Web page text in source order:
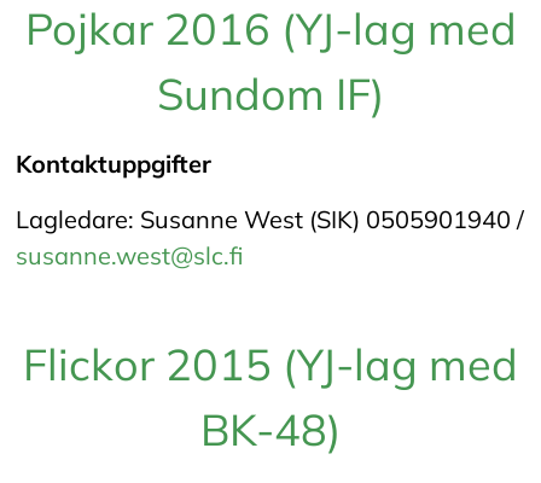
Pojkar 2016 (YJ-lag med
Sundom IF)
Kontaktuppgifter
Lagledare: Susanne West (SIK) 0505901940 /
susanne.west@slc.fi
Flickor 2015 (YJ-lag med
BK-48)